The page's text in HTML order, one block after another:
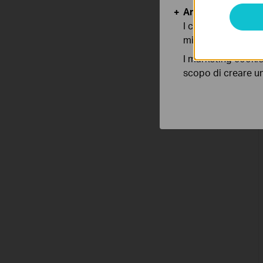
Analytics e
I cookies analitici
migliorarne le
I marketing
scopo di creare